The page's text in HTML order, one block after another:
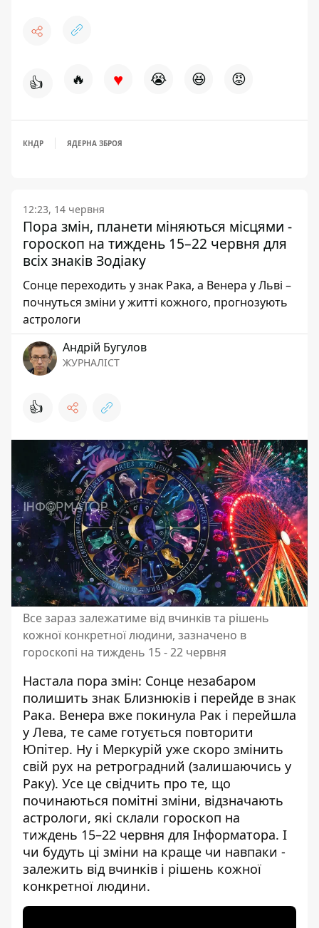
👍 🔥 ♥ 😭 😆 😡
КНДР ЯДЕРНА ЗБРОЯ
12:23, 14 червня
Пора змін, планети міняються місцями -
гороскоп на тиждень 15–22 червня для
всіх знаків Зодіаку
Сонце переходить у знак Рака, а Венера у Льві –
почнуться зміни у житті кожного, прогнозують
астрологи
Андрій Бугулов
ЖУРНАЛІСТ
👍
Все зараз залежатиме від вчинків та рішень
кожної конкретної людини, зазначено в
гороскопі на тиждень 15 - 22 червня
Настала пора змін: Сонце незабаром
полишить знак Близнюків і перейде в знак
Рака. Венера вже покинула Рак і перейшла
у Лева, те саме готується повторити
Юпітер. Ну і Меркурій уже скоро змінить
свій рух на ретроградний (залишаючись у
Раку). Усе це свідчить про те, що
починаються помітні зміни, відзначають
астрологи, які склали гороскоп на
тиждень 15–22 червня для Інформатора. І
чи будуть ці зміни на краще чи навпаки -
залежить від вчинків і рішень кожної
конкретної людини.